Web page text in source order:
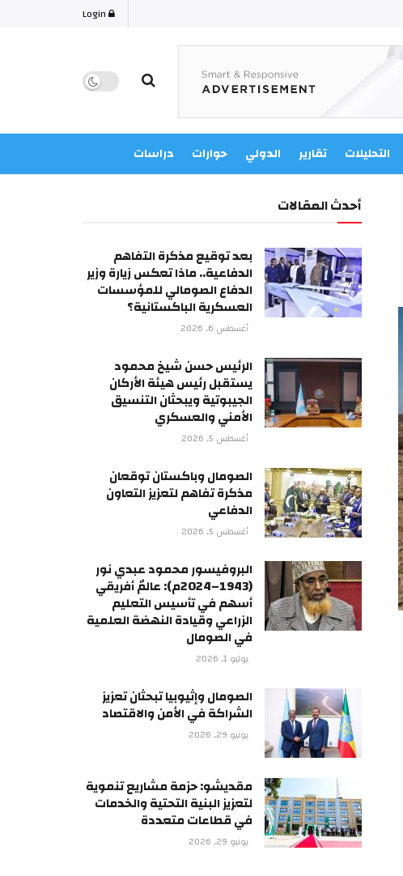
التحليلات تقارير الدولي حوارات دراسات
أحدث المقالات
بعد توقيع مذكرة التفاهم
الدفاعية.. ماذا تعكس زيارة وزير
الدفاع الصومالي للمؤسسات
العسكرية الباكستانية؟
أغسطس 6, 2026
الرئيس حسن شيخ محمود
يستقبل رئيس هيئة الأركان
الجيبوتية ويبحثان التنسيق
الأمني والعسكري
أغسطس 5, 2026
الصومال وباكستان توقعان
مذكرة تفاهم لتعزيز التعاون
الدفاعي
أغسطس 5, 2026
البروفيسور محمود عبدي نور
(1943–2024م): عالمٌ أفريقي
أسهم في تأسيس التعليم
الزراعي وقيادة النهضة العلمية
في الصومال
يوليو 1, 2026
الصومال وإثيوبيا تبحثان تعزيز
الشراكة في الأمن والاقتصاد
يونيو 29, 2026
مقديشو: حزمة مشاريع تنموية
لتعزيز البنية التحتية والخدمات
في قطاعات متعددة
يونيو 29, 2026